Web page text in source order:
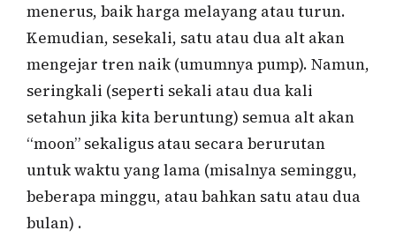
menerus, baik harga melayang atau turun.
Kemudian, sesekali, satu atau dua alt akan
mengejar tren naik (umumnya pump). Namun,
seringkali (seperti sekali atau dua kali
setahun jika kita beruntung) semua alt akan
“moon” sekaligus atau secara berurutan
untuk waktu yang lama (misalnya seminggu,
beberapa minggu, atau bahkan satu atau dua
bulan) .